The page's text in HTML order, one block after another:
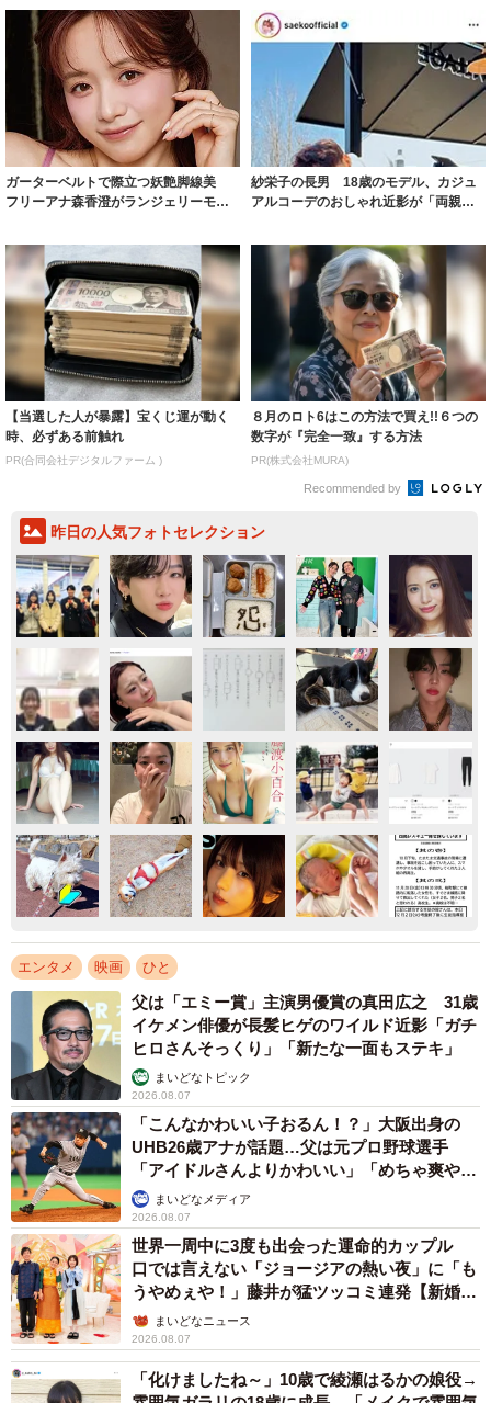
ガーターベルトで際立つ妖艶脚線美
フリーアナ森香澄がランジェリーモデ
紗栄子の長男 18歳のモデル、カジュ
アルコーデのおしゃれ近影が「両親の
【当選した人が暴露】宝くじ運が動く
時、必ずある前触れ
PR(合同会社デジタルファーム )
８月のロト6はこの方法で買え!!６つの
数字が『完全一致』する方法
PR(株式会社MURA)
Recommended by
昨日の人気フォトセレクション
エンタメ 映画 ひと
父は「エミー賞」主演男優賞の真田広之 31歳
イケメン俳優が長髪ヒゲのワイルド近影「ガチ
ヒロさんそっくり」「新たな一面もステキ」
まいどなトピック
2026.08.07
「こんなかわいい子おるん！？」大阪出身の
UHB26歳アナが話題…父は元プロ野球選手
「アイドルさんよりかわいい」「めちゃ爽や
か」まいどなメディア
2026.08.07
世界一周中に3度も出会った運命的カップル
口では言えない「ジョージアの熱い夜」に「も
うやめぇや！」藤井が猛ツッコミ連発【新婚さ
ん】まいどなニュース
2026.08.07
「化けましたね～」10歳で綾瀬はるかの娘役→